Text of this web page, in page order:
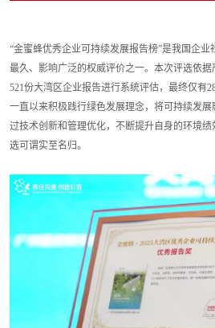
“金蜜蜂优秀企业可持续发展报告榜”是我国企
最久、影响广泛的权威评价之一。本次评选依
521份大湾区企业报告进行系统评估，最终仅有
一直以来积极践行绿色发展理念，将可持续发
过技术创新和管理优化，不断提升自身的环境
选可谓实至名归。